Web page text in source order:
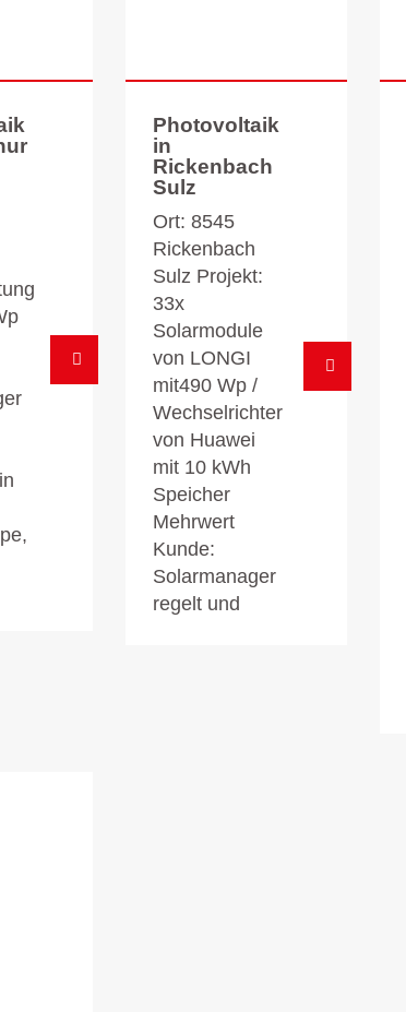
Photovoltaik
in
Rickenbach
Sulz
Ort: 8545
Rickenbach
Sulz Projekt:
33x
Solarmodule
von LONGI
mit490 Wp /
Wechselrichter
von Huawei
mit 10 kWh
Speicher
Mehrwert
Kunde:
Solarmanager
regelt und